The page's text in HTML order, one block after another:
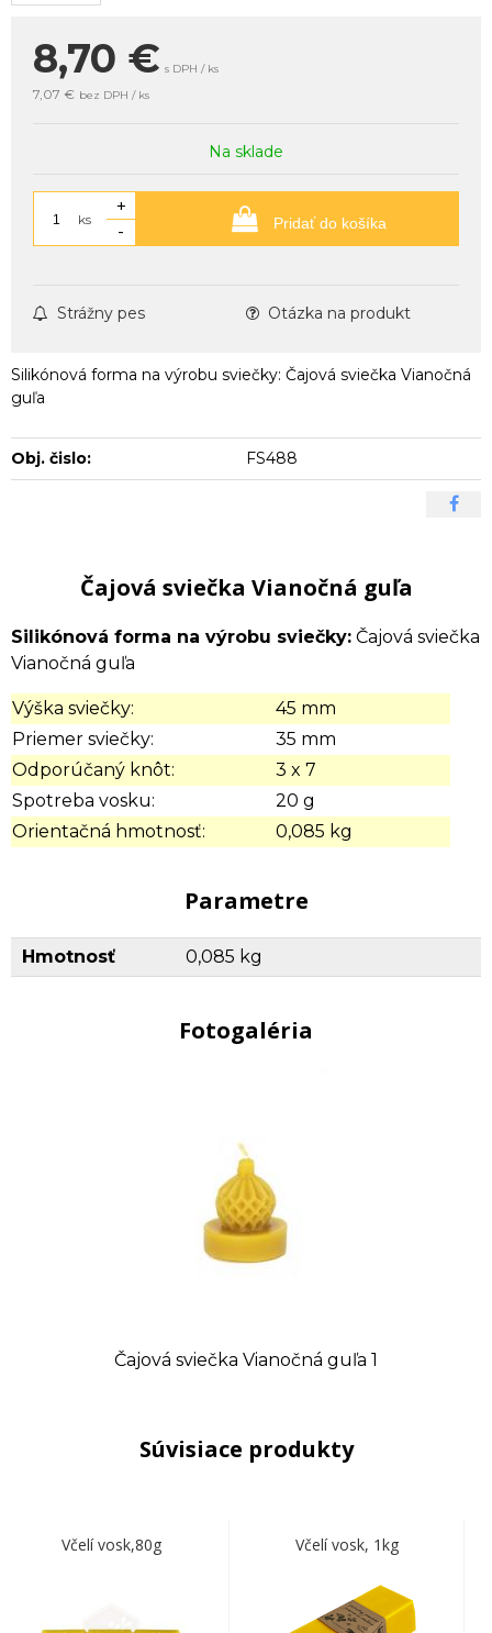
8,70 € s DPH / ks
7,07 € bez DPH / ks
Na sklade
ks
+
-
Pridať do košíka
Strážny pes Otázka na produkt
Silikónová forma na výrobu sviečky: Čajová sviečka Vianočná
guľa
Obj. čislo: FS488
Čajová sviečka Vianočná guľa
Silikónová forma na výrobu sviečky: Čajová sviečka
Vianočná guľa
Výška sviečky:
45 mm
Priemer sviečky:
35 mm
Odporúčaný knôt:
3 x 7
Spotreba vosku:
20 g
Orientačná hmotnosť:
0,085 kg
Parametre
Hmotnosť 0,085 kg
Fotogaléria
Čajová sviečka Vianočná guľa 1
Súvisiace produkty
Včelí vosk,80g Včelí vosk, 1kg